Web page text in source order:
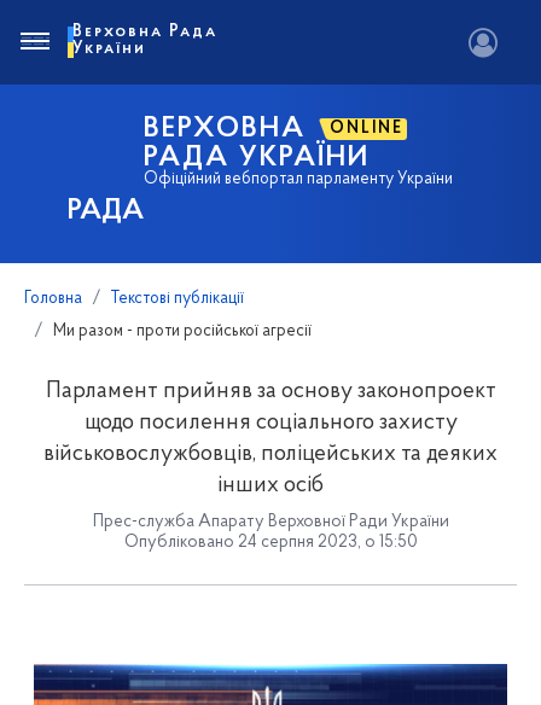
РАДА
ВЕРХОВНА ONLINE
РАДА УКРАЇНИ
Офіційний вебпортал парламенту України
Верховна Рада
України
Головна
Текстові публікації
Ми разом - проти російської агресії
Парламент прийняв за основу законопроект
щодо посилення соціального захисту
військовослужбовців, поліцейських та деяких
інших осіб
Прес-служба Апарату Верховної Ради України
Опубліковано 24 серпня 2023, о 15:50